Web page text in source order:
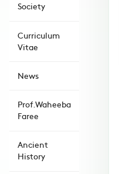
Society
Curriculum
Vitae
News
Prof.Waheeba
Faree
Ancient
History